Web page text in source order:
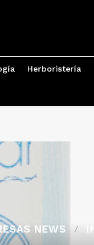
Herboristería
NEWS